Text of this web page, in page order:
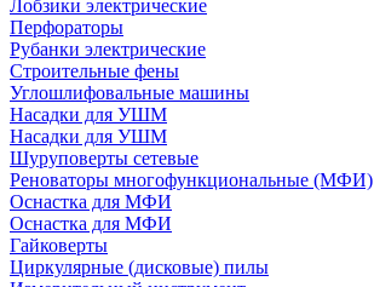
Лобзики электрические
Перфораторы
Рубанки электрические
Строительные фены
Углошлифовальные машины
Насадки для УШМ
Насадки для УШМ
Шуруповерты сетевые
Реноваторы многофункциональные (МФИ)
Оснастка для МФИ
Оснастка для МФИ
Гайковерты
Циркулярные (дисковые) пилы